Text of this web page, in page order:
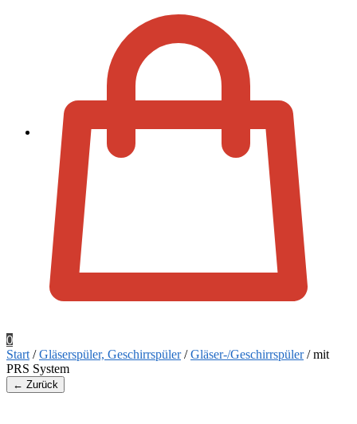
Zur Kassa
0
Start /Gläserspüler, Geschirrspüler/Gläser-/Geschirrspüler/mit
PRS System
← Zurück